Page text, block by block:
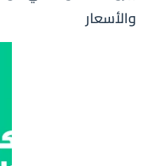
والأسعار